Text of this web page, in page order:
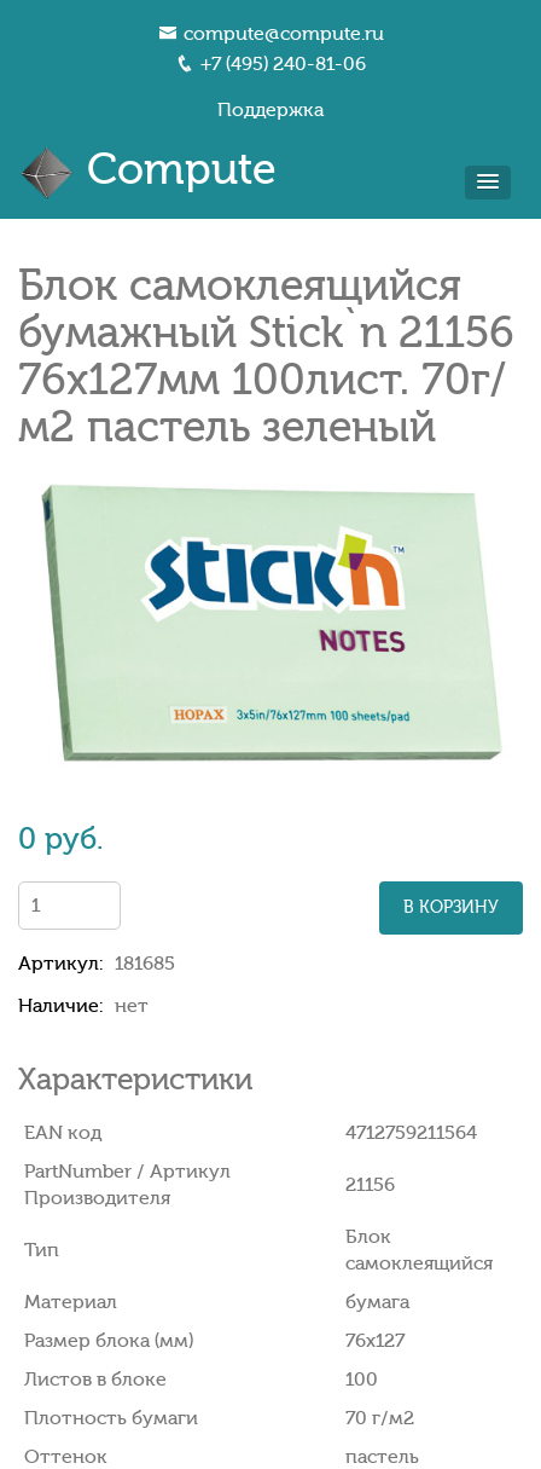
compute@compute.ru
+7 (495) 240-81-06
Поддержка
Compute
Блок самоклеящийся
бумажный Stick`n 21156
76x127мм 100лист. 70г/
м2 пастель зеленый
0 руб.
В КОРЗИНУ
Артикул: 181685
Наличие: нет
Характеристики
EAN код
4712759211564
PartNumber / Артикул
Производителя
21156
Тип
Блок
самоклеящийся
Материал
бумага
Размер блока (мм)
76x127
Листов в блоке
100
Плотность бумаги
70 г/м2
Оттенок
пастель